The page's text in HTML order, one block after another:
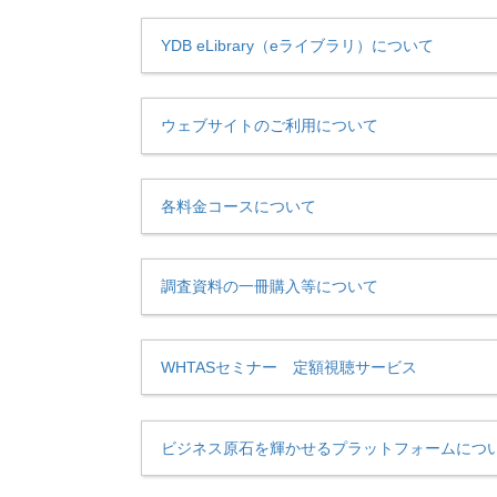
YDB eLibrary（eライブラリ）について
ウェブサイトのご利用について
各料金コースについて
調査資料の一冊購入等について
WHTASセミナー 定額視聴サービス
ビジネス原石を輝かせるプラットフォームにつ